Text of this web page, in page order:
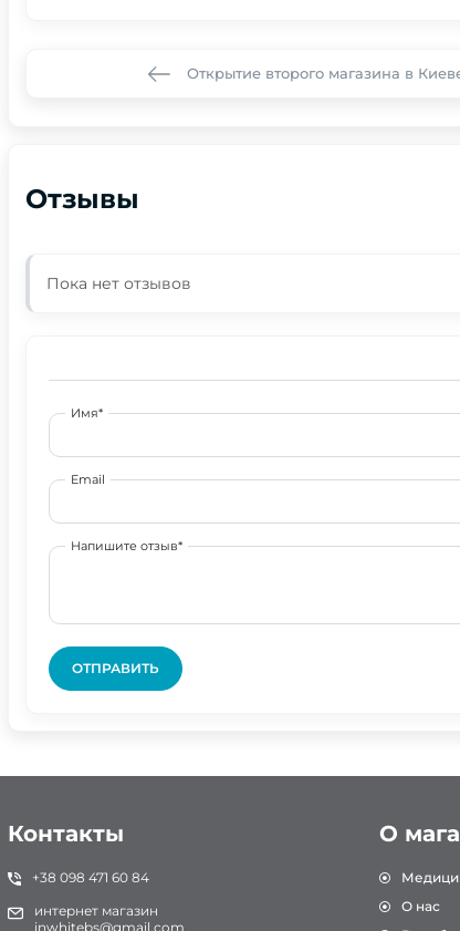
Открытие второго магазина в
Отзывы
Пока нет отзывов
Имя*
Email
Напишите отзыв*
ОТПРАВИТЬ
Контакты
+38 098 471 60 84
интернет магазин
inwhitebs@gmail.com
О
О нас